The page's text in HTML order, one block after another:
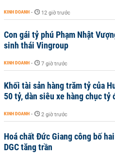
KINH DOANH - 12 giờ trước
Con gái tỷ phú Phạm Nhật
sinh thái Vingroup
KINH DOANH - 7 giờ trước
Khối tài sản hàng trăm tỷ của
50 tỷ, dàn siêu xe hàng chục
KINH DOANH - 2 giờ trước
Hoá chất Đức Giang công bố
DGC tăng trần